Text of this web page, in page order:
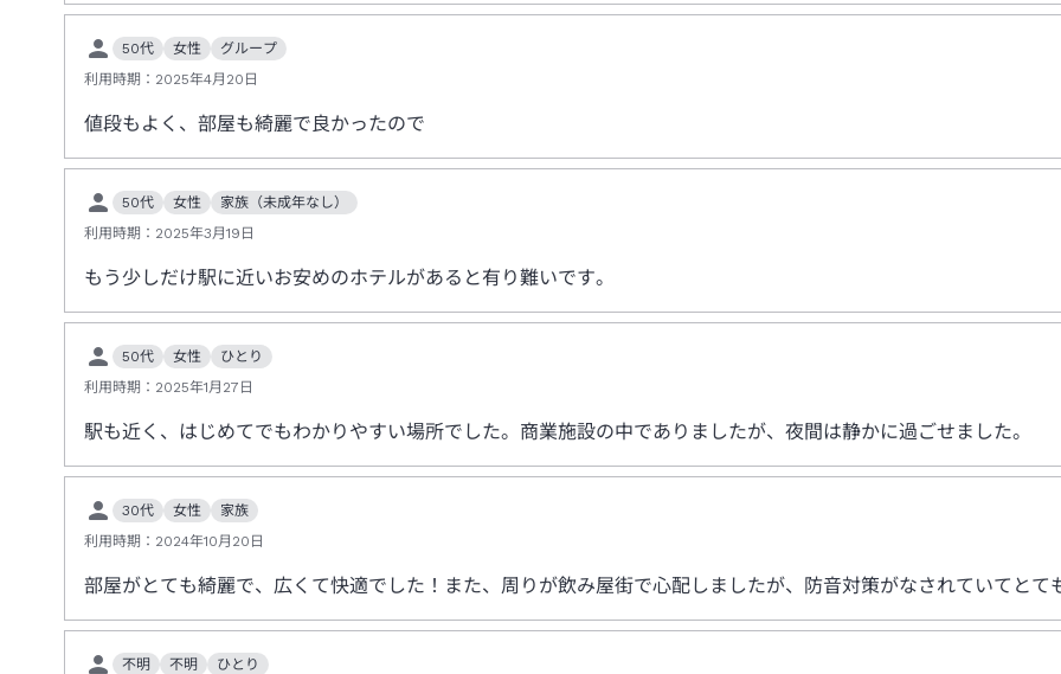
50代 女性
グループ
利用時期： 2025年4月20日
値段もよく、部屋も綺麗で良かったので
50代 女性
家族（未成年なし）
利用時期： 2025年3月19日
もう少しだけ駅に近いお安めのホテルがあると有り難いです。
50代 女性
ひとり
利用時期： 2025年1月27日
駅も近く、はじめてでもわかりやすい場所でした。商業施設の中でありましたが、夜間は静かに過ごせました。
30代 女性
家族
利用時期： 2024年10月20日
部屋がとても綺麗で、広くて快適でした！また、周りが飲み屋街で心配しましたが、防音対策がなされていてとて
不明 不明
ひとり